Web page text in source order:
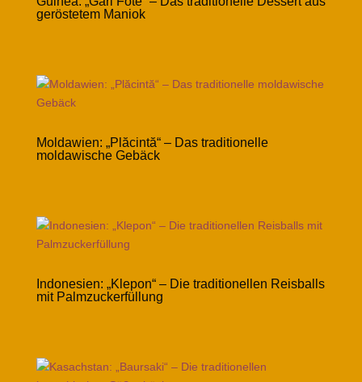
geröstetem Maniok
Moldawien: „Plăcintă“ – Das traditionelle
moldawische Gebäck
Indonesien: „Klepon“ – Die traditionellen Reisballs
mit Palmzuckerfüllung